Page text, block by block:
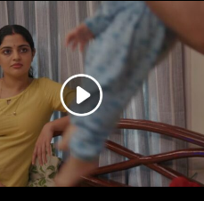
തിയേറ്ററിൽ വൻ വിജയമായി
മുന്നേറിയ ഗുരുവായൂർ
അംബലനടയിൽ… വീഡിയോ
സോങ്ങ്..